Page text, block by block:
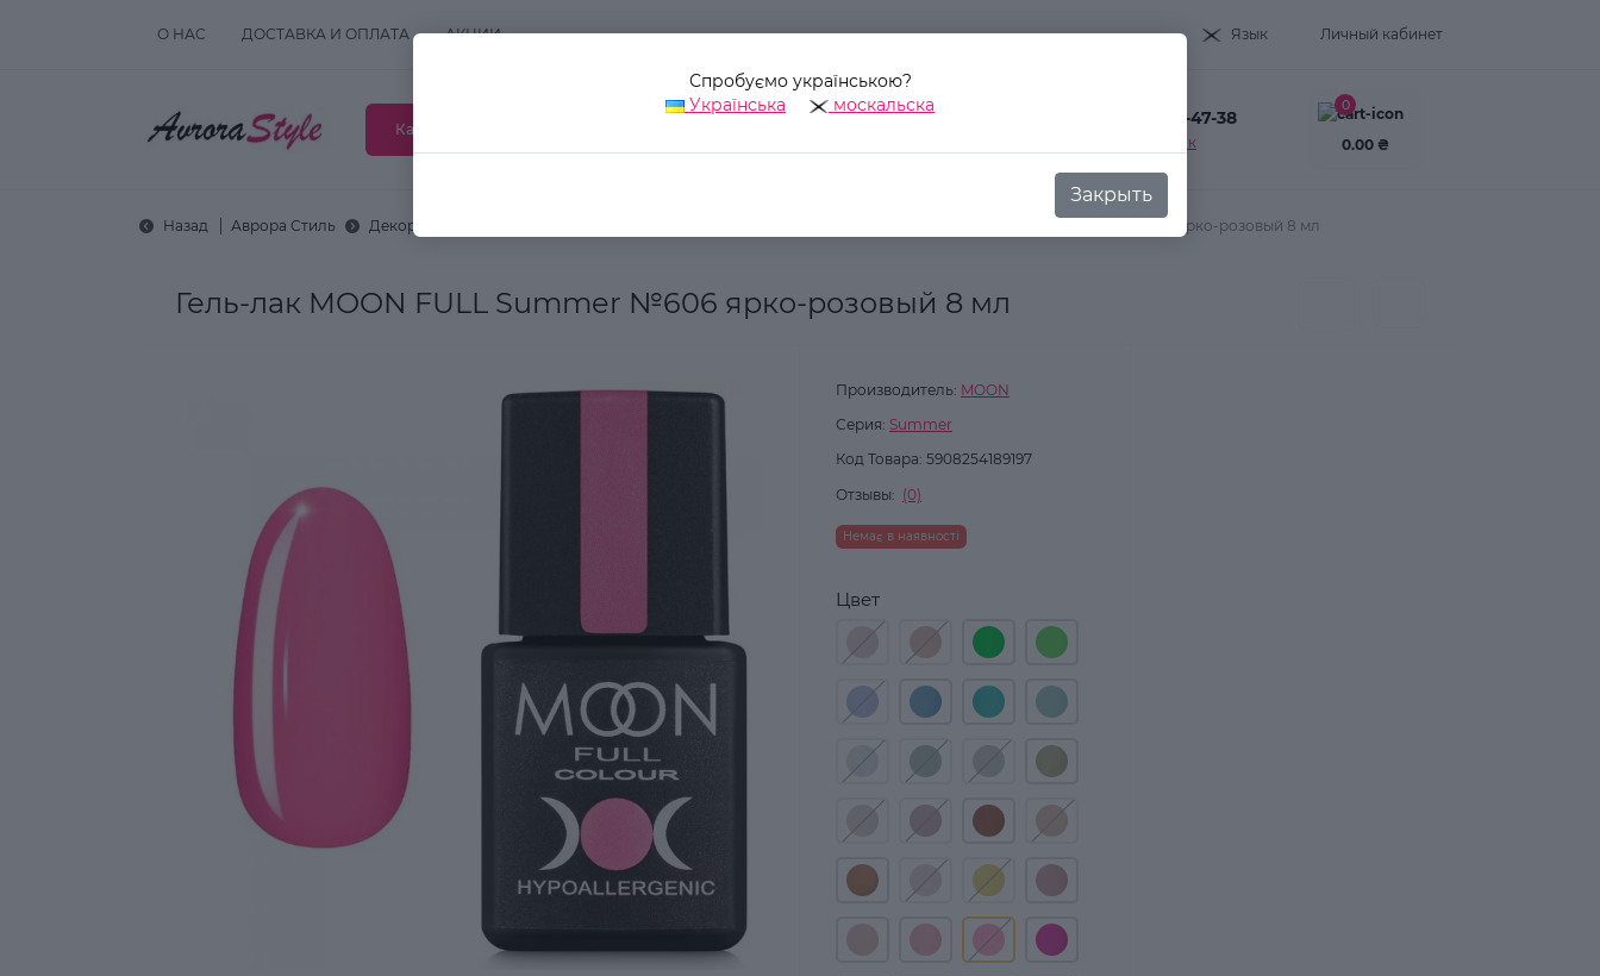
О НАС ДОСТАВКА И ОПЛАТА АКЦИИ Язык Личный кабинет
Каталог товаров
+38(093) 995-47-38
Заказать звонок
0
0.00 ₴
Назад Аврора Стиль Декоративная косметика Гель-лак MOON FULL Summer №606 ярко-розовый 8 мл
Спробуємо українською?
Українська
москальска
Закрыть
Гель-лак MOON FULL Summer №606 ярко-розовый 8 мл
Производитель: MOON
Серия: Summer
Код Товара: 5908254189197
Отзывы: (0)
Немає в наявності
Цвет